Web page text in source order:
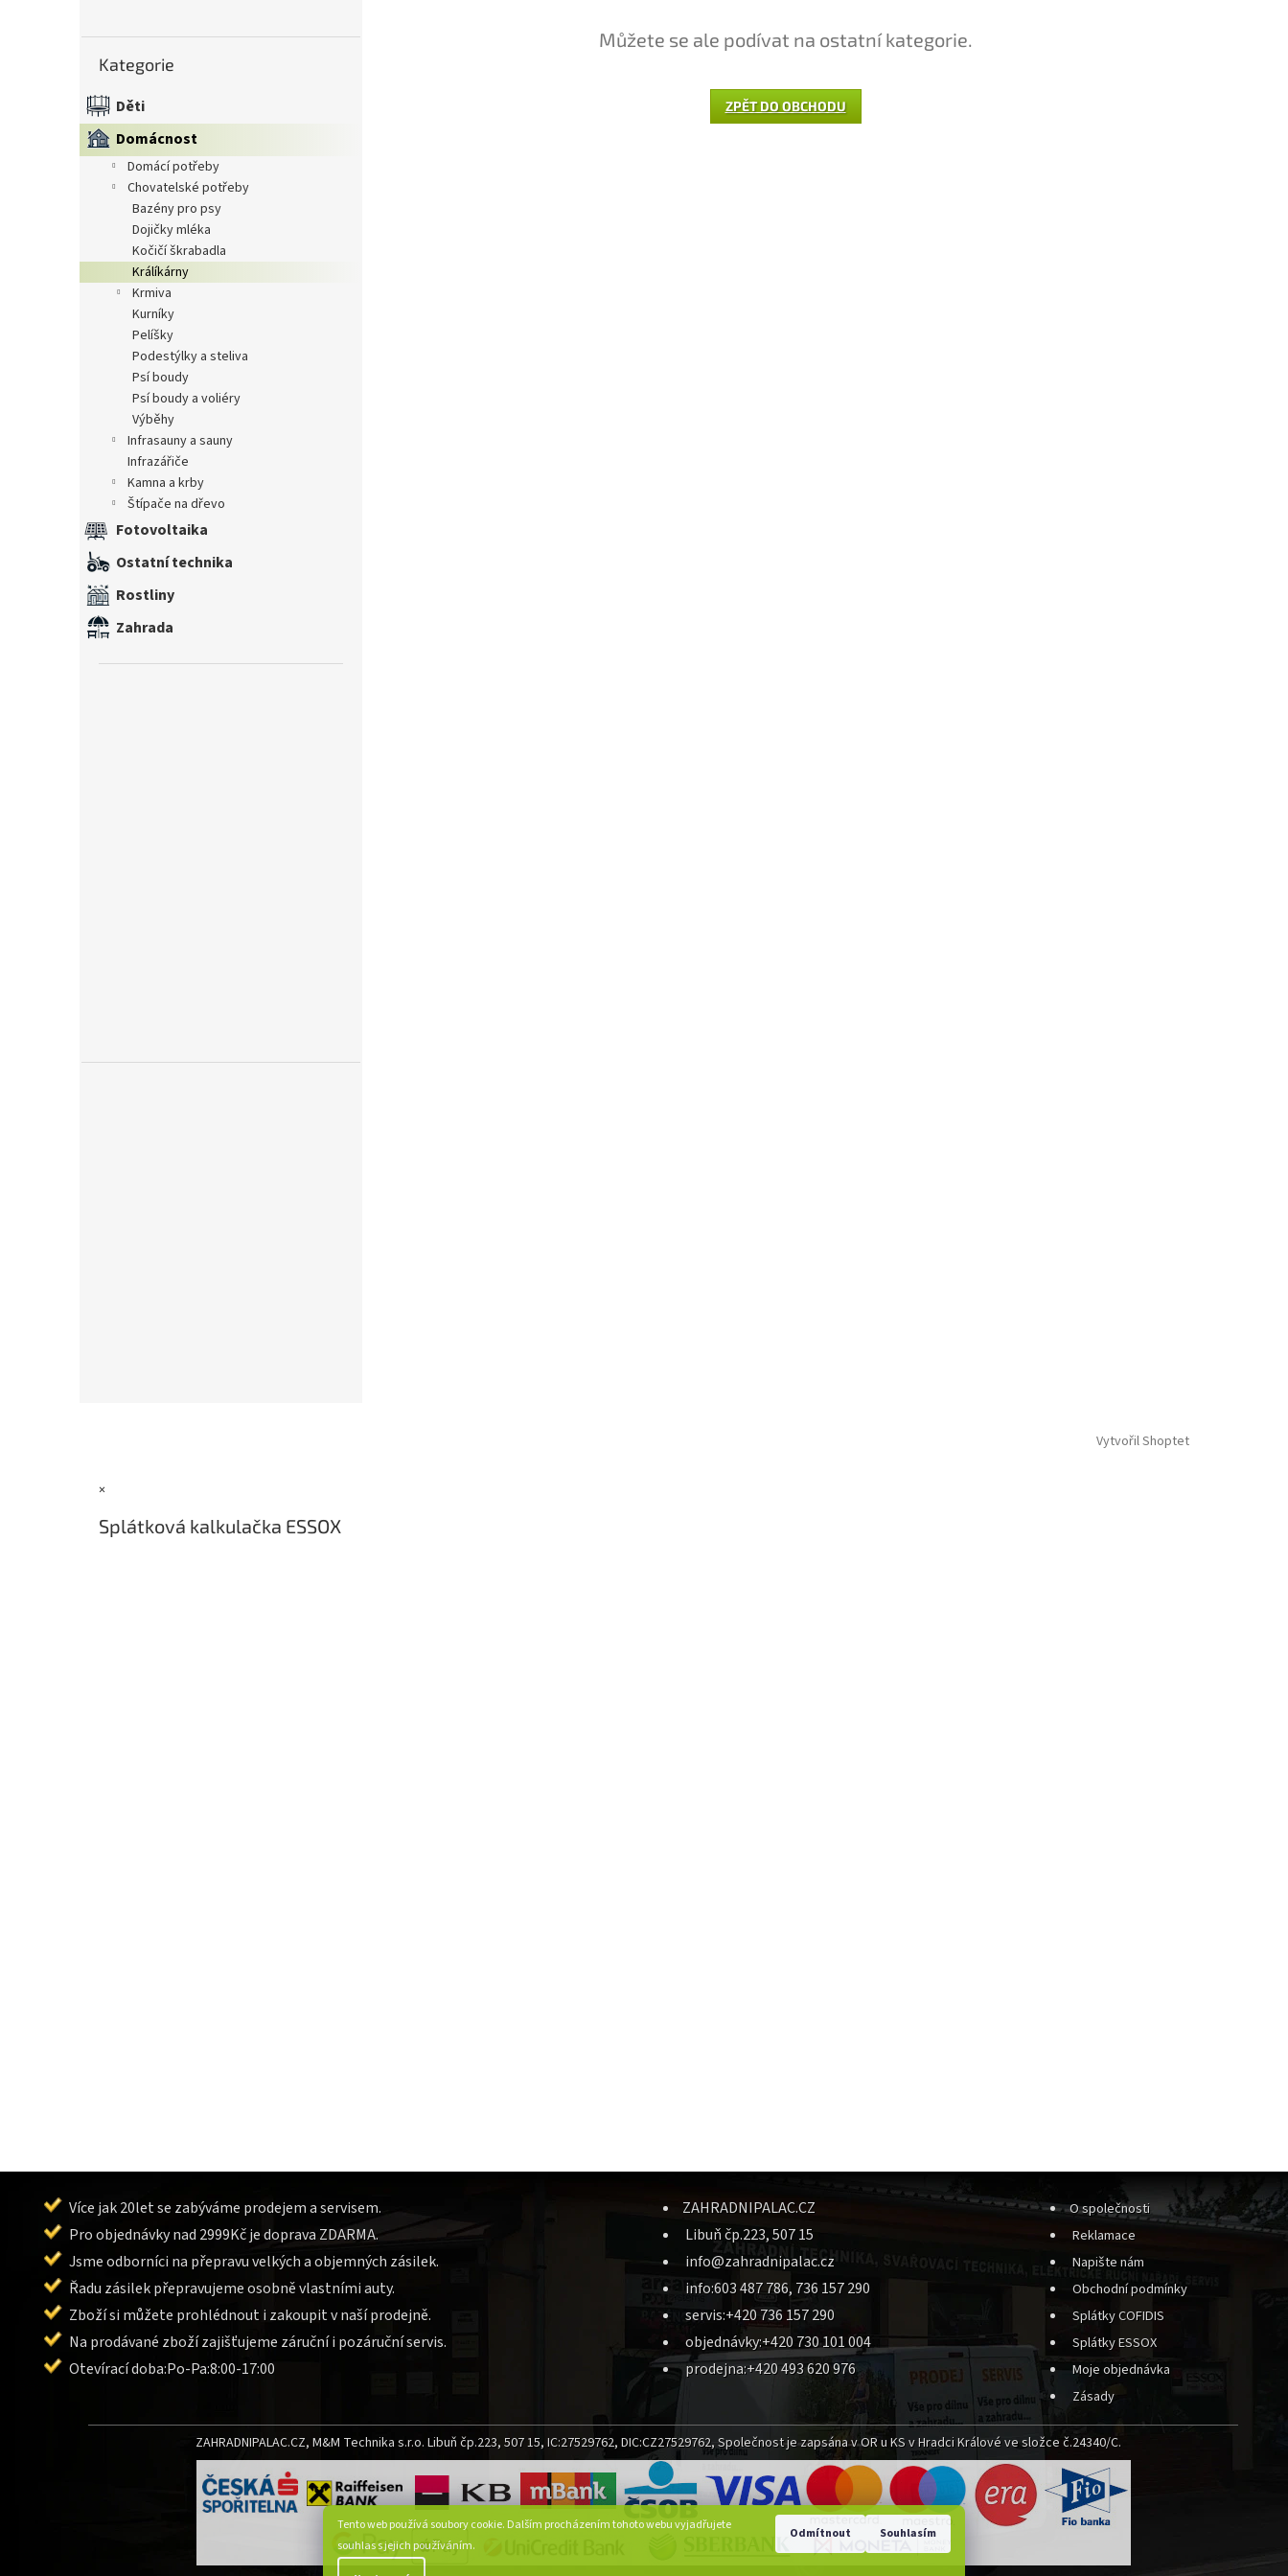
Tento web používá soubory cookie. Dalším procházením tohoto webu vyjadřujete
souhlas s jejich používáním.
Odmítnout Souhlasím
e
kategorie
Kategorie
Děti
Domácnost
domácí potřeby
chovatelské potřeby
bazény pro psy
dojičky mléka
kočičí škrabadla
králíkárny
krmiva
kurníky
pelíšky
podestýlky a steliva
psí boudy
psí boudy a voliéry
výběhy
infrasauny a sauny
infrazářiče
kamna a krby
štípače na dřevo
Fotovoltaika
Ostatní technika
Rostliny
Zahrada
Můžete se ale podívat na ostatní kategorie.
ZPĚT DO OBCHODU
Vytvořil Shoptet
×
Splátková kalkulačka ESSOX
Více jak 20let se zabýváme prodejem a servisem.
Pro objednávky nad 2999Kč je doprava ZDARMA.
Jsme odborníci na přepravu velkých a objemných zásilek.
Řadu zásilek přepravujeme osobně vlastními auty.
Zboží si můžete prohlédnout i zakoupit v naší prodejně.
Na prodávané zboží zajišťujeme záruční i pozáruční servis.
Otevírací doba:Po-Pa:8:00-17:00
ZAHRADNIPALAC.CZ
Libuň čp.223, 507 15
info@zahradnipalac.cz
info:603 487 786, 736 157 290
servis:+420 736 157 290
objednávky:+420 730 101 004
prodejna:+420 493 620 976
O společnosti
Reklamace
Napište nám
Obchodní podmínky
Splátky COFIDIS
Splátky ESSOX
Moje objednávka
Zásady
ZAHRADNIPALAC.CZ, M&M Technika s.r.o. Libuň čp.223, 507 15, IC:27529762, DIC:CZ27529762, Společnost je zapsána v OR u KS v Hradci Králové ve složce č.24340/C.